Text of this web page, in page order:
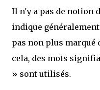
Il n'y a pas de notion
indique généralement
pas non plus marqué
cela, des mots
» sont utilisés.